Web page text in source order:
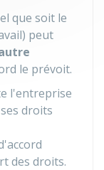
que soit le
peut
le prévoit.
l'entreprise
droits
des droits.